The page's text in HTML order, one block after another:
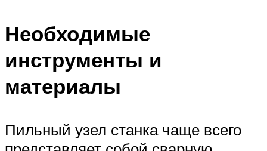
Необходимые
инструменты и
материалы
Пильный узел станка чаще всего